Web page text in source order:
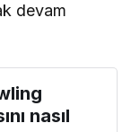
devam
nasıl